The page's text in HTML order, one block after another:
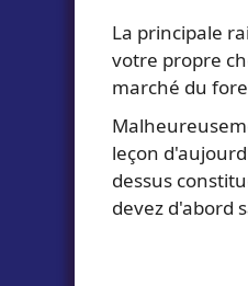
La principale
votre propre
marché du
leçon
dessus
devez d'abord